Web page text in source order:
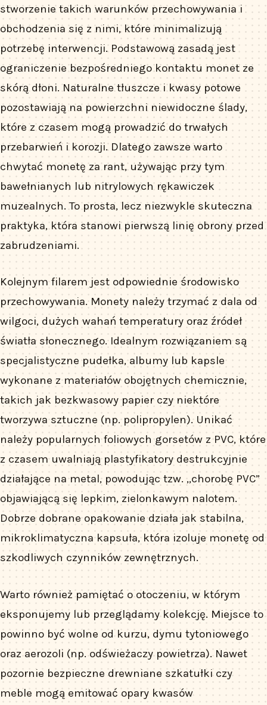
stworzenie takich warunków przechowywania i
obchodzenia się z nimi, które minimalizują
potrzebę interwencji. Podstawową zasadą jest
ograniczenie bezpośredniego kontaktu monet ze
skórą dłoni. Naturalne tłuszcze i kwasy potowe
pozostawiają na powierzchni niewidoczne ślady,
które z czasem mogą prowadzić do trwałych
przebarwień i korozji. Dlatego zawsze warto
chwytać monetę za rant, używając przy tym
bawełnianych lub nitrylowych rękawiczek
muzealnych. To prosta, lecz niezwykle skuteczna
praktyka, która stanowi pierwszą linię obrony przed
zabrudzeniami.
Kolejnym filarem jest odpowiednie środowisko
przechowywania. Monety należy trzymać z dala od
wilgoci, dużych wahań temperatury oraz źródeł
światła słonecznego. Idealnym rozwiązaniem są
specjalistyczne pudełka, albumy lub kapsle
wykonane z materiałów obojętnych chemicznie,
takich jak bezkwasowy papier czy niektóre
tworzywa sztuczne (np. polipropylen). Unikać
należy popularnych foliowych gorsetów z PVC, które
z czasem uwalniają plastyfikatory destrukcyjnie
działające na metal, powodując tzw. „chorobę PVC”
objawiającą się lepkim, zielonkawym nalotem.
Dobrze dobrane opakowanie działa jak stabilna,
mikroklimatyczna kapsuła, która izoluje monetę od
szkodliwych czynników zewnętrznych.
Warto również pamiętać o otoczeniu, w którym
eksponujemy lub przeglądamy kolekcję. Miejsce to
powinno być wolne od kurzu, dymu tytoniowego
oraz aerozoli (np. odświeżaczy powietrza). Nawet
pozornie bezpieczne drewniane szkatułki czy
meble mogą emitować opary kwasów